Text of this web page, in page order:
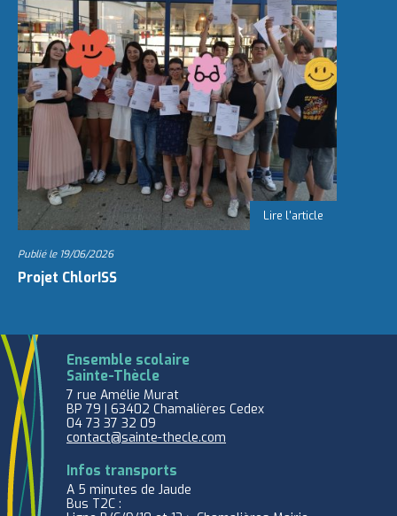
Publié le 19/06/2026
Projet ChlorISS
Ensemble scolaire
Sainte-Thècle
7 rue Amélie Murat
BP 79 | 63402 Chamalières Cedex
04 73 37 32 09
contact@sainte-thecle.com
Infos transports
A 5 minutes de Jaude
Bus T2C :